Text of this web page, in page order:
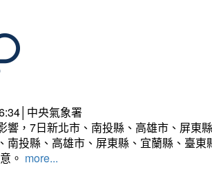
中央氣象署
響，7日新北市、南投縣、高雄市、屏東
南投縣、高雄市、屏東縣、宜蘭縣、臺
。 more...